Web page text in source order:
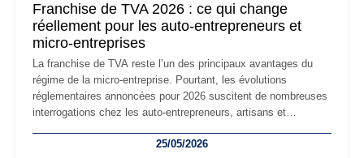
Franchise de TVA 2026 : ce qui change
réellement pour les auto-entrepreneurs et
micro-entreprises
La franchise de TVA reste l’un des principaux avantages du
régime de la micro-entreprise. Pourtant, les évolutions
réglementaires annoncées pour 2026 suscitent de nombreuses
interrogations chez les auto-entrepreneurs, artisans et
facturation ou risque de bascule vers la TVA : les règles
25/05/2026